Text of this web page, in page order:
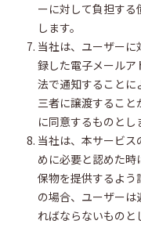
ーに対して負担す
します。
当社は、ユーザー
録した電子メール
法で通知することに
三者に譲渡するこ
に同意するものとし
当社は、本サービ
めに必要と認めた
保物を提供するよう
の場合、ユーザー
ればならないものと